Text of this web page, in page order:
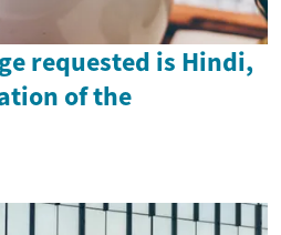
requested is Hindi,
of the